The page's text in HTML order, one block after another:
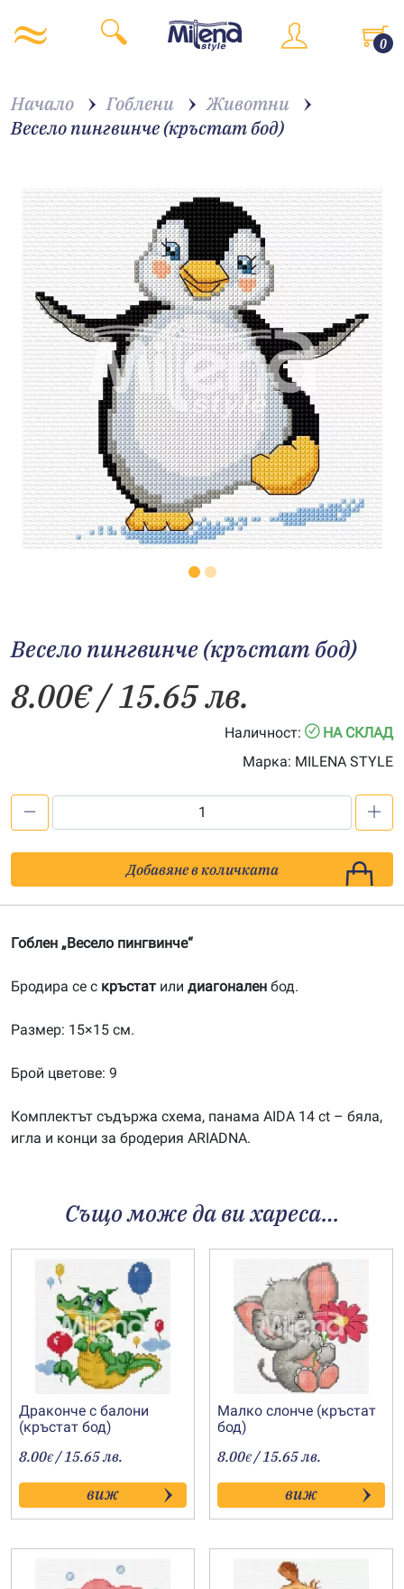
0
Начало Гоблени
Животни
Весело пингвинче (кръстат бод)
Весело пингвинче (кръстат бод)
8.00€/ 15.65 лв.
Наличност:
НА СКЛАД
Марка: MILENA STYLE
пингвинче
(кръстат
Добавяне в количката
Гоблен „Весело пингвинче“
Бродира се с кръстат или диагонален бод.
Размер: 15×15 см.
Брой цветове: 9
Комплектът съдържа схема, панама AIDA 14 ct – бяла,
игла и конци за бродерия ARIADNA.
Също може да ви хареса…
Драконче с балони
(кръстат бод)
8.00€ / 15.65 лв.
виж
Малко слонче (кръстат
бод)
8.00€ / 15.65 лв.
виж